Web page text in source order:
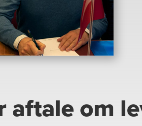
aftale om